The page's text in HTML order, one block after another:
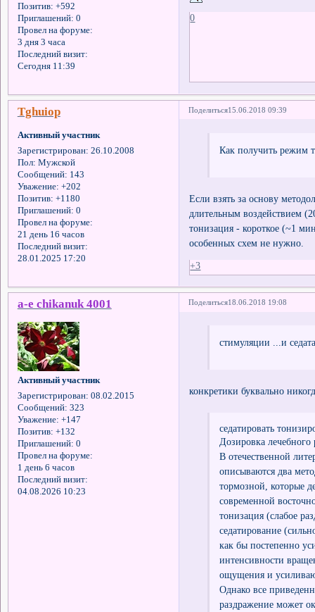
Позитив: +592
Приглашений: 0
Провел на форуме:
3 дня 3 часа
Последний визит:
Сегодня 11:39
0
Поделиться15.06.2018 09:39
Tghuiop
Активный участник
Зарегистрирован: 26.10.2008
Пол: Мужской
Сообщений: 143
Уважение: +202
Позитив: +1180
Приглашений: 0
Провел на форуме:
21 день 16 часов
Последний визит:
28.01.2025 17:20
Как получить режим
Если взять за основу
длительным воздействием
тонизация - короткое (~1
особенных схем не нужно.
+3
Поделиться18.06.2018 19:08
a-e chikanuk 4001
Активный участник
Зарегистрирован: 08.02.2015
Сообщений: 323
Уважение: +147
Позитив: +132
Приглашений: 0
Провел на форуме:
1 день 6 часов
Последний визит:
04.08.2026 10:23
стимуляции ...и
конкретики буквально
седатировать
Дозировка лечебного
В отечественной
описываются два
тормозной, которые
современной
тонизация (слабое
седатирование
как бы постепенно
интенсивности
ощущения и
Однако все
раздражение может